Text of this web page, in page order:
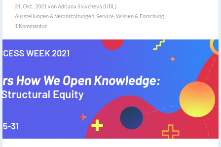
21. Okt.. 2021 von Adriana Slavcheva (UBL)
Ausstellungen & Veranstaltungen Service Wissen & Forschung
1 Kommentar